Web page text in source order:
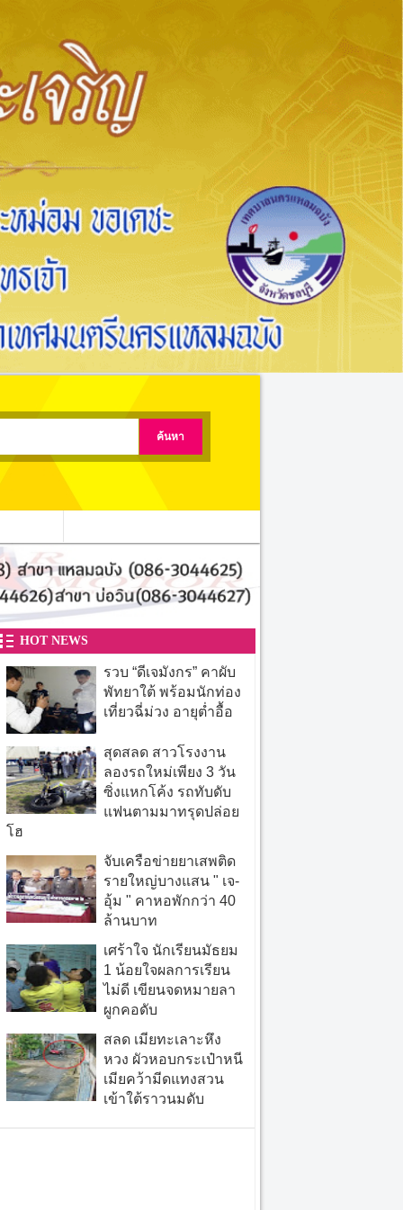
HOT NEWS
รวบ “ดีเจมังกร” คาผับ
พัทยาใต้ พร้อมนักท่อง
เที่ยวฉี่ม่วง อายุต่ำอื้อ
สุดสลด สาวโรงงาน
ลองรถใหม่เพียง 3 วัน
ซิ่งแหกโค้ง รถทับดับ
แฟนตามมาทรุดปล่อย
โฮ
จับเครือข่ายยาเสพติด
รายใหญ่บางแสน " เจ-
อุ้ม " คาหอพักกว่า 40
ล้านบาท
เศร้าใจ นักเรียนมัธยม
1 น้อยใจผลการเรียน
ไม่ดี เขียนจดหมายลา
ผูกคอดับ
สลด เมียทะเลาะหึง
หวง ผัวหอบกระเป๋าหนี
เมียคว้ามีดแทงสวน
เข้าใต้ราวนมดับ